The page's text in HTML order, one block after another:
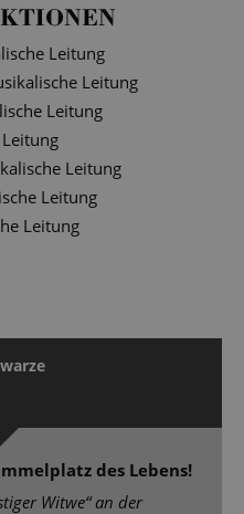
Leitung
Leitung
Leitung
Leitung
Leitung
Leitung
des Lebens!
Witwe“ an der